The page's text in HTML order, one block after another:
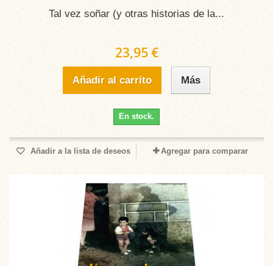
Tal vez soñar (y otras historias de la...
23,95 €
Añadir al carrito Más
En stock.
Añadir a la lista de deseos Agregar para comparar